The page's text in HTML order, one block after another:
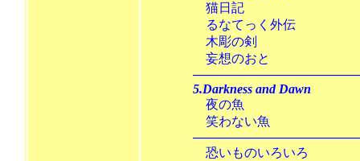
猫日記
るなてっく
木彫の
妄想のお
5.Darkness and Dawn
夜の魚
笑わない
恐いものいろい